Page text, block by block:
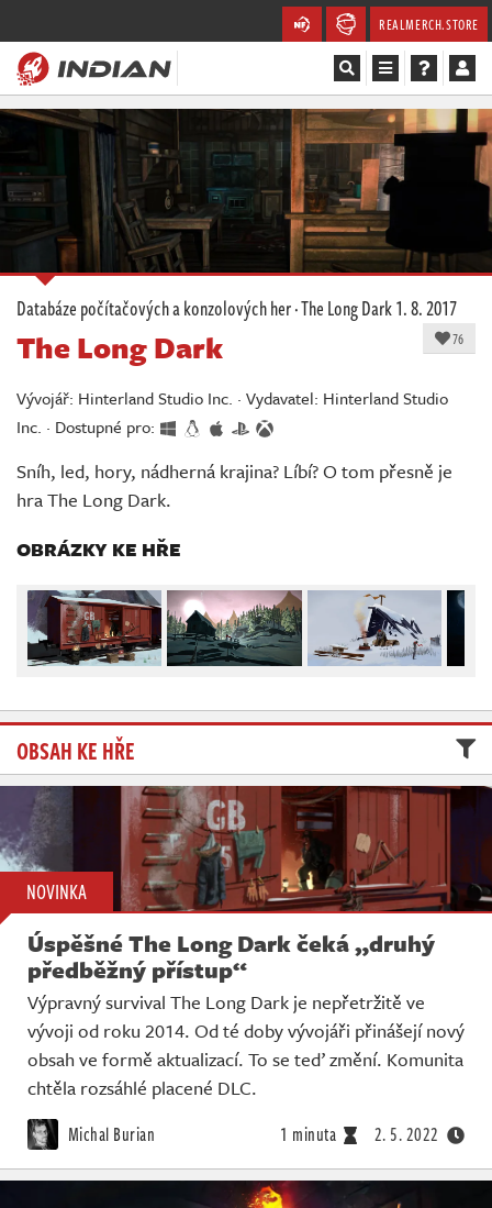
REALMERCH.STORE
Magazín
Recenze
Videa
Soutěže
Databáze
Komunita
Živě
Databáze počítačových a konzolových her·The Long Dark1. 8. 2017
76
The Long Dark
Vývojář: Hinterland Studio Inc. · Vydavatel: Hinterland Studio
Inc. · Dostupné pro:
Sníh, led, hory, nádherná krajina? Líbí? O tom přesně je
hra The Long Dark.
OBRÁZKY KE HŘE
OBSAH KE HŘE
NOVINKA
Úspěšné The Long Dark čeká „druhý
předběžný přístup“
Výpravný survival The Long Dark je nepřetržitě ve
vývoji od roku 2014. Od té doby vývojáři přinášejí nový
obsah ve formě aktualizací. To se teď změní. Komunita
chtěla rozsáhlé placené DLC.
Michal Burian 1 minuta 2. 5. 2022